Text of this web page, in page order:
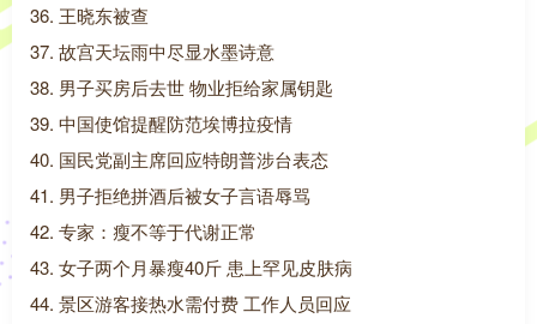
36. 王晓东被查
37. 故宫天坛雨中尽显水墨诗意
38. 男子买房后去世 物业拒给家属钥匙
39. 中国使馆提醒防范埃博拉疫情
40. 国民党副主席回应特朗普涉台表态
41. 男子拒绝拼酒后被女子言语辱骂
42. 专家：瘦不等于代谢正常
43. 女子两个月暴瘦40斤 患上罕见皮肤病
44. 景区游客接热水需付费 工作人员回应